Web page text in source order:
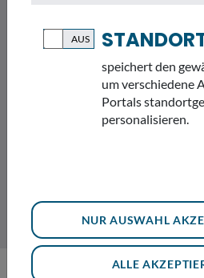
MEIN
speichert den
um verschiedene
Portals
personalisieren.
NUR AUSWAHL
ALLE